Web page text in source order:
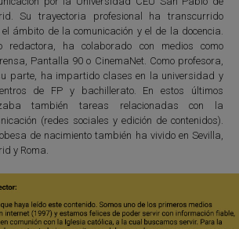
Su trayectoria profesional ha transcurrido
el ámbito de la comunicación y el de la docencia.
redactora, ha colaborado con medios como
Pantalla 90 o CinemaNet. Como profesora,
parte, ha impartido clases en la universidad y
de FP y bachillerato. En estos últimos
también tareas relacionadas con la
(redes sociales y edición de contenidos).
de nacimiento también ha vivido en Sevilla,
y Roma.